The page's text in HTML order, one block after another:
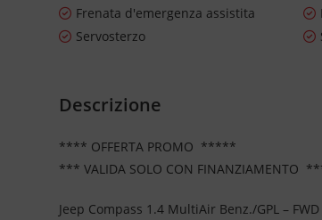
Frenata d'emergenza assistita
Servosterzo
Descrizione
**** OFFERTA PROMO *****
*** VALIDA SOLO CON FINANZIAMENTO
Jeep Compass 1.4 MultiAir Benz./GPL –